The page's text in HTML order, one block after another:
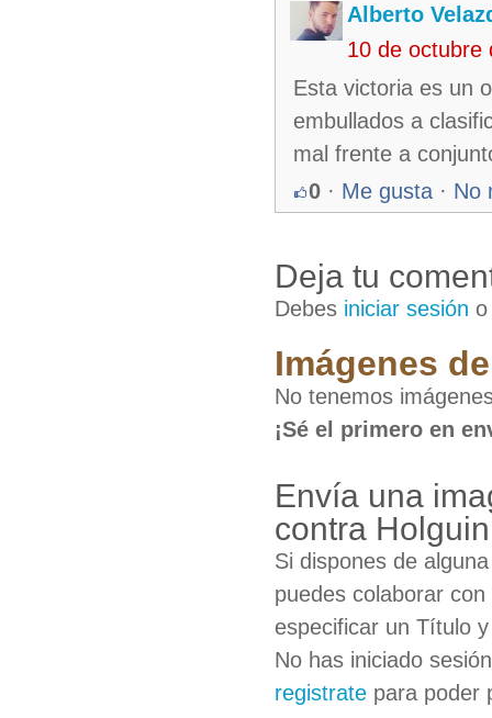
Alberto
10 de octubre
Esta victoria es un
embullados a
mal frente a
0 · Me gusta · No
Deja tu
Debes iniciar sesión
Imágenes
No tenemos
¡Sé el primero en
Envía una
contra Holguin
Si dispones de
puedes colaborar
especificar un Título
No has iniciado
registrate para poder